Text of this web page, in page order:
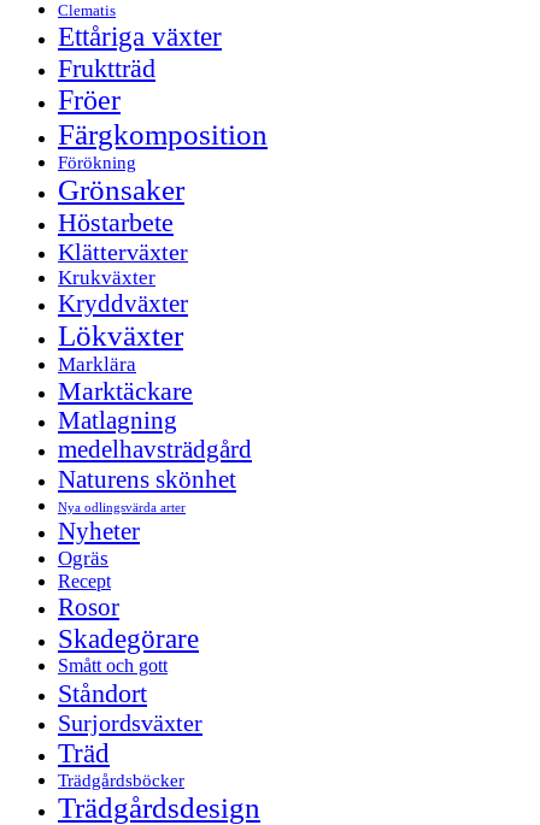
Clematis
Ettåriga växter
Fruktträd
Fröer
Färgkomposition
Förökning
Grönsaker
Höstarbete
Klätterväxter
Krukväxter
Kryddväxter
Lökväxter
Marklära
Marktäckare
Matlagning
medelhavsträdgård
Naturens skönhet
Nya odlingsvärda arter
Nyheter
Ogräs
Recept
Rosor
Skadegörare
Smått och gott
Ståndort
Surjordsväxter
Träd
Trädgårdsböcker
Trädgårdsdesign